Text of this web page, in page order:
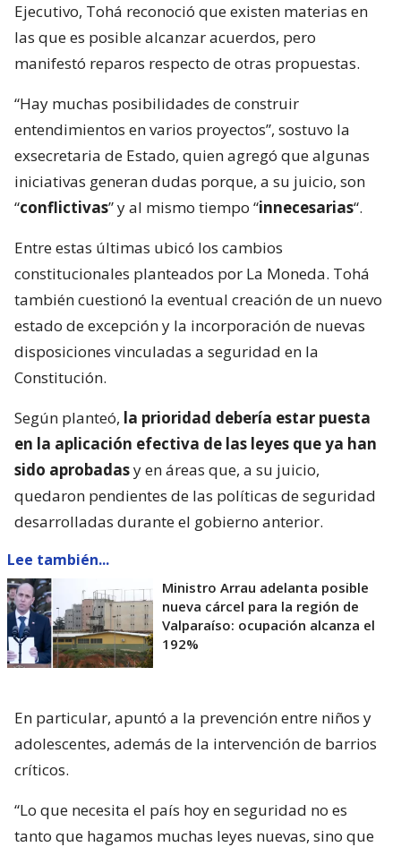
Ejecutivo, Tohá reconoció que existen materias en
las que es posible alcanzar acuerdos, pero
manifestó reparos respecto de otras propuestas.
“Hay muchas posibilidades de construir
entendimientos en varios proyectos”, sostuvo la
exsecretaria de Estado, quien agregó que algunas
iniciativas generan dudas porque, a su juicio, son
“conflictivas” y al mismo tiempo “innecesarias“.
Entre estas últimas ubicó los cambios
constitucionales planteados por La Moneda. Tohá
también cuestionó la eventual creación de un nuevo
estado de excepción y la incorporación de nuevas
disposiciones vinculadas a seguridad en la
Constitución.
Según planteó, la prioridad debería estar puesta
en la aplicación efectiva de las leyes que ya han
sido aprobadasy en áreas que, a su juicio,
quedaron pendientes de las políticas de seguridad
desarrolladas durante el gobierno anterior.
Lee también...
Ministro Arrau adelanta posible
nueva cárcel para la región de
Valparaíso: ocupación alcanza el
192%
En particular, apuntó a la prevención entre niños y
adolescentes, además de la intervención de barrios
críticos.
“Lo que necesita el país hoy en seguridad no es
tanto que hagamos muchas leyes nuevas, sino que